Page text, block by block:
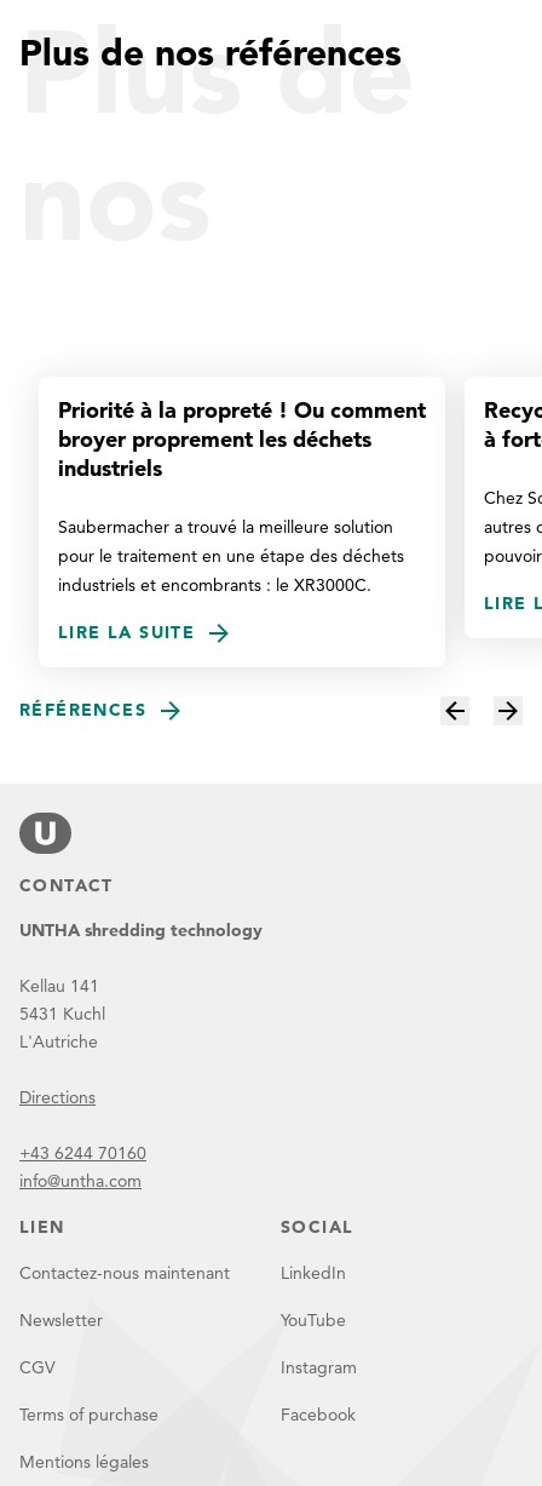
Plus de
Plus de nos références
Priorité à la propreté ! Ou comment
broyer proprement les déchets
industriels
Saubermacher a trouvé la meilleure solution
pour le traitement en une étape des déchets
industriels et encombrants : le XR3000C.
LIRE LA SUITE
à
Chez
autres
LIRE
RÉFÉRENCES
CONTACT
UNTHA shredding technology
Kellau 141
5431 Kuchl
L'Autriche
Directions
+43 6244 70160
info@untha.com
LIEN
Contactez-nous maintenant
Newsletter
CGV
Terms of purchase
Mentions légales
SOCIAL
LinkedIn
YouTube
Instagram
Facebook